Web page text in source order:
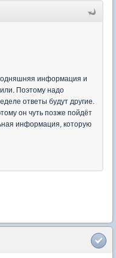
информация и
Поэтому надо
ответы будут другие.
он чуть позже пойдёт
информация, которую